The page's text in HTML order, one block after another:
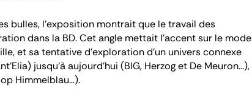
bulles, l’exposition montrait que le travail des
dans la BD. Cet angle mettait l’accent sur le mode
et sa tentative d'exploration d'un univers connexe
jusqu'à aujourd'hui (BIG, Herzog et De Meuron...),
Himmelblau…).